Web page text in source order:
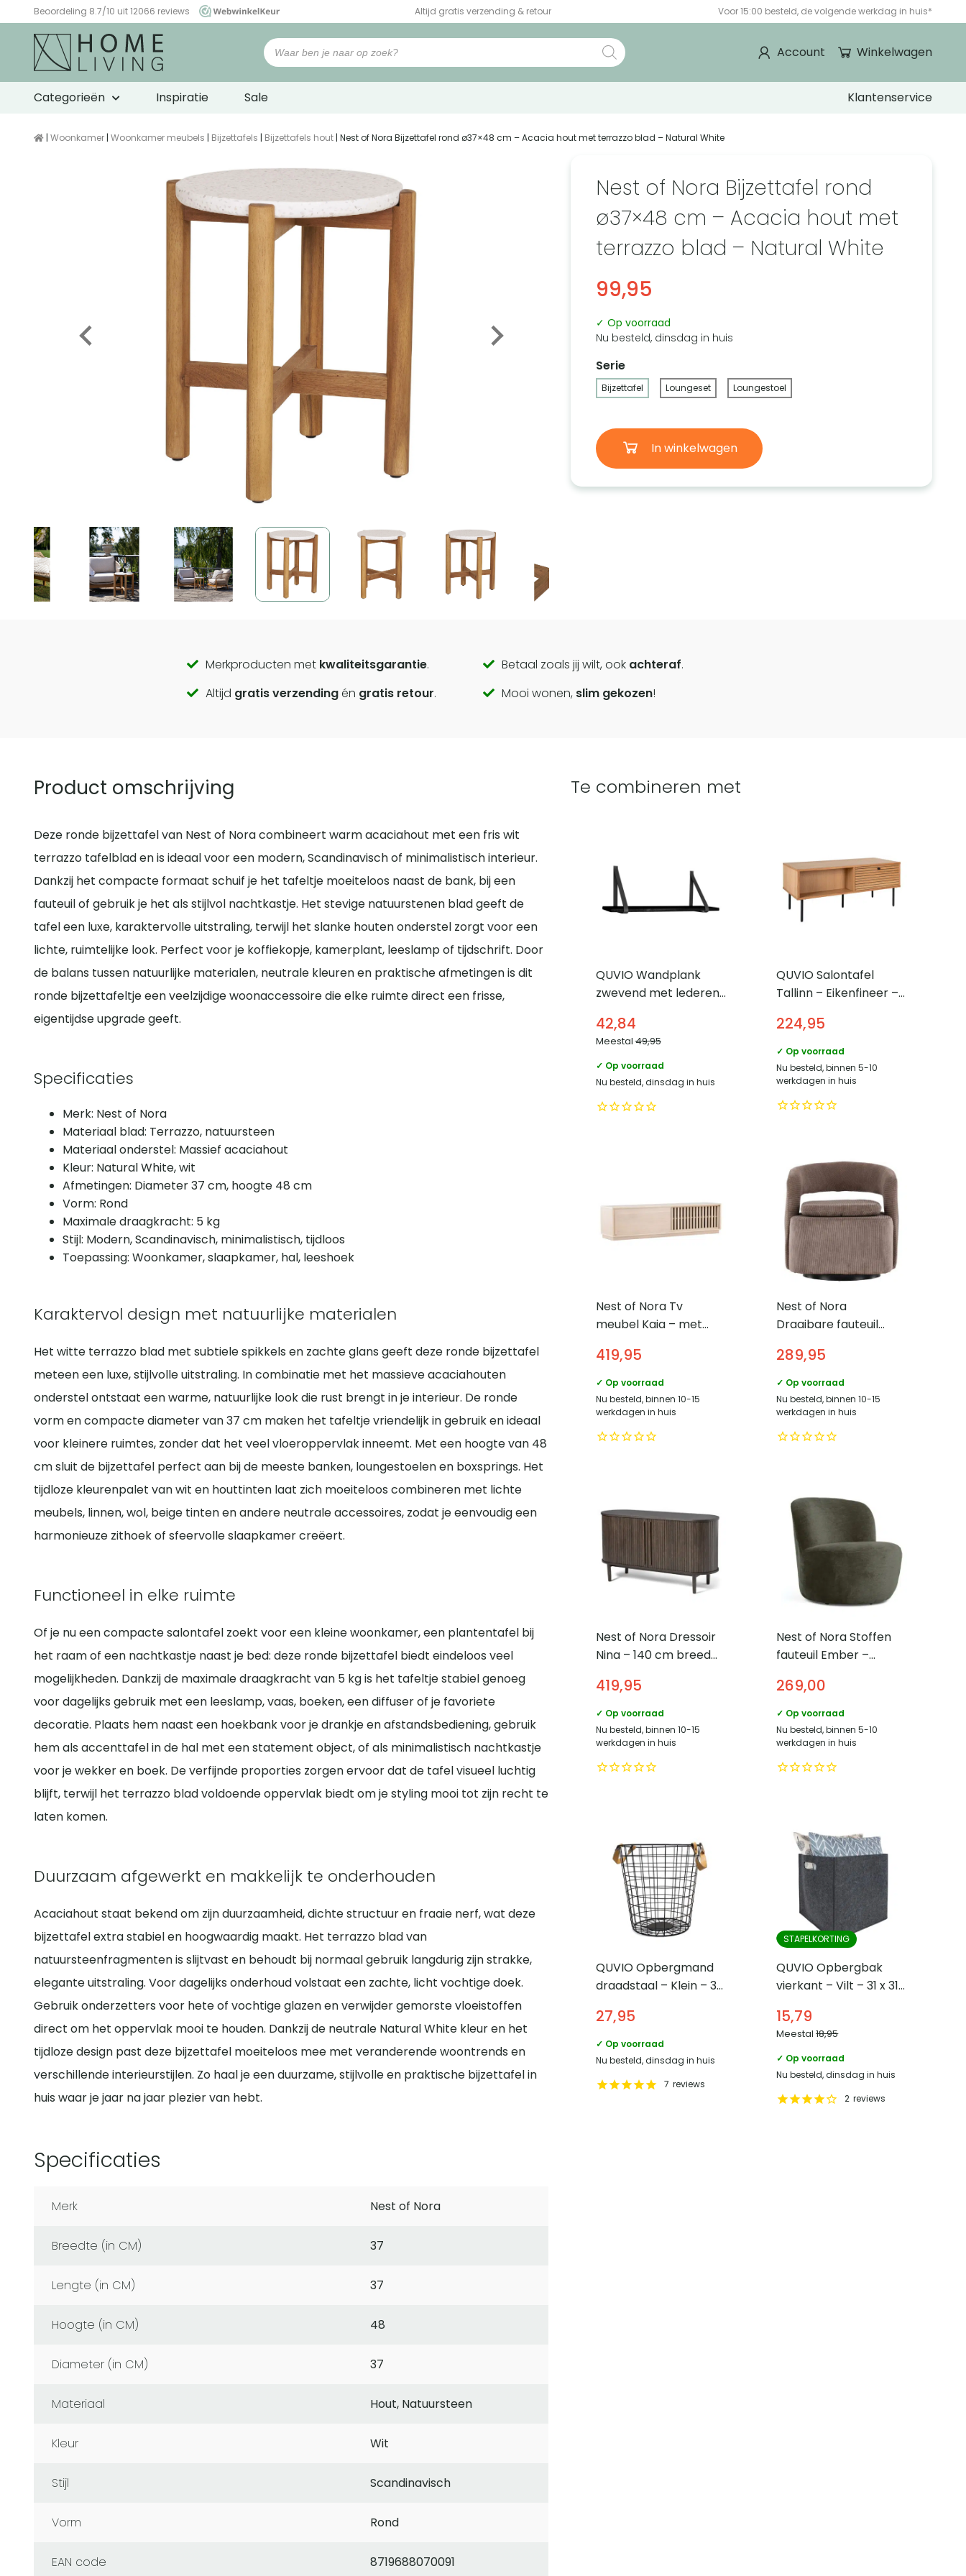
Beoordeling 8.7/10 uit 12066 reviews
WebwinkelKeur
Altijd gratis verzending & retour Voor 15:00 besteld, de volgende werkdag in huis*
Winkelwagen
Account
Categorieën Inspiratie Sale Klantenservice
| Woonkamer | Woonkamer meubels | Bijzettafels | Bijzettafels hout | Nest of Nora Bijzettafel rond ø37×48 cm – Acacia hout met terrazzo blad – Natural White
Nest of Nora Bijzettafel rond
ø37×48 cm – Acacia hout met
terrazzo blad – Natural White
99,95
✓ Op voorraad
Nu besteld, dinsdag in huis
Serie
Bijzettafel Loungeset Loungestoel
In winkelwagen
Call
to
Merkproducten met kwaliteitsgarantie. Betaal zoals jij wilt, ook achteraf.
Altijd gratis verzendingén gratis retour. Mooi wonen, slim gekozen!
Product omschrijving
Deze ronde bijzettafel van Nest of Nora combineert warm acaciahout met een fris wit
terrazzo tafelblad en is ideaal voor een modern, Scandinavisch of minimalistisch interieur.
Dankzij het compacte formaat schuif je het tafeltje moeiteloos naast de bank, bij een
fauteuil of gebruik je het als stijlvol nachtkastje. Het stevige natuurstenen blad geeft de
tafel een luxe, karaktervolle uitstraling, terwijl het slanke houten onderstel zorgt voor een
lichte, ruimtelijke look. Perfect voor je koffiekopje, kamerplant, leeslamp of tijdschrift. Door
de balans tussen natuurlijke materialen, neutrale kleuren en praktische afmetingen is dit
ronde bijzettafeltje een veelzijdige woonaccessoire die elke ruimte direct een frisse,
eigentijdse upgrade geeft.
Specificaties
Merk: Nest of Nora
Materiaal blad: Terrazzo, natuursteen
Materiaal onderstel: Massief acaciahout
Kleur: Natural White, wit
Afmetingen: Diameter 37 cm, hoogte 48 cm
Vorm: Rond
Maximale draagkracht: 5 kg
Stijl: Modern, Scandinavisch, minimalistisch, tijdloos
Toepassing: Woonkamer, slaapkamer, hal, leeshoek
Karaktervol design met natuurlijke materialen
Het witte terrazzo blad met subtiele spikkels en zachte glans geeft deze ronde bijzettafel
meteen een luxe, stijlvolle uitstraling. In combinatie met het massieve acaciahouten
onderstel ontstaat een warme, natuurlijke look die rust brengt in je interieur. De ronde
vorm en compacte diameter van 37 cm maken het tafeltje vriendelijk in gebruik en ideaal
voor kleinere ruimtes, zonder dat het veel vloeroppervlak inneemt. Met een hoogte van 48
cm sluit de bijzettafel perfect aan bij de meeste banken, loungestoelen en boxsprings. Het
tijdloze kleurenpalet van wit en houttinten laat zich moeiteloos combineren met lichte
meubels, linnen, wol, beige tinten en andere neutrale accessoires, zodat je eenvoudig een
harmonieuze zithoek of sfeervolle slaapkamer creëert.
Functioneel in elke ruimte
Of je nu een compacte salontafel zoekt voor een kleine woonkamer, een plantentafel bij
het raam of een nachtkastje naast je bed: deze ronde bijzettafel biedt eindeloos veel
mogelijkheden. Dankzij de maximale draagkracht van 5 kg is het tafeltje stabiel genoeg
voor dagelijks gebruik met een leeslamp, vaas, boeken, een diffuser of je favoriete
decoratie. Plaats hem naast een hoekbank voor je drankje en afstandsbediening, gebruik
hem als accenttafel in de hal met een statement object, of als minimalistisch nachtkastje
voor je wekker en boek. De verfijnde proporties zorgen ervoor dat de tafel visueel luchtig
blijft, terwijl het terrazzo blad voldoende oppervlak biedt om je styling mooi tot zijn recht te
laten komen.
Duurzaam afgewerkt en makkelijk te onderhouden
Acaciahout staat bekend om zijn duurzaamheid, dichte structuur en fraaie nerf, wat deze
bijzettafel extra stabiel en hoogwaardig maakt. Het terrazzo blad van
natuursteenfragmenten is slijtvast en behoudt bij normaal gebruik langdurig zijn strakke,
elegante uitstraling. Voor dagelijks onderhoud volstaat een zachte, licht vochtige doek.
Gebruik onderzetters voor hete of vochtige glazen en verwijder gemorste vloeistoffen
direct om het oppervlak mooi te houden. Dankzij de neutrale Natural White kleur en het
tijdloze design past deze bijzettafel moeiteloos mee met veranderende woontrends en
verschillende interieurstijlen. Zo haal je een duurzame, stijlvolle en praktische bijzettafel in
huis waar je jaar na jaar plezier van hebt.
Specificaties
Merk Nest of Nora
Breedte (in CM) 37
Lengte (in CM) 37
Hoogte (in CM) 48
Diameter (in CM) 37
Materiaal Hout, Natuursteen
Kleur Wit
Stijl Scandinavisch
Vorm Rond
EAN code 8719688070091
Te combineren met
QUVIO Wandplank
zwevend met lederen
Hout – Zwart
42,84
Meestal49,95
✓ Op voorraad
Nu besteld, dinsdag in huis
QUVIO Salontafel
Tallinn – Eikenfineer –
– 2 lades
224,95
✓ Op voorraad
Nu besteld, binnen 5-10
werkdagen in huis
Nest of Nora Tv
meubel Kaia – met
design – Witwash
419,95
✓ Op voorraad
Nu besteld, binnen 10-15
werkdagen in huis
Nest of Nora
Draaibare fauteuil
Bruin ribstof
289,95
✓ Op voorraad
Nu besteld, binnen 10-15
werkdagen in huis
Nest of Nora Dressoir
Nina – 140 cm breed
Eikenhout fineer –
Espresso
419,95
✓ Op voorraad
Nu besteld, binnen 10-15
werkdagen in huis
Nest of Nora Stoffen
fauteuil Ember –
269,00
✓ Op voorraad
Nu besteld, binnen 5-10
werkdagen in huis
QUVIO Opbergmand
draadstaal – Klein – 32
27,95
✓ Op voorraad
Nu besteld, dinsdag in huis
7 reviews
STAPELKORTING
QUVIO Opbergbak
vierkant – Vilt – 31 x 31
15,79
Meestal18,95
✓ Op voorraad
Nu besteld, dinsdag in huis
2 reviews